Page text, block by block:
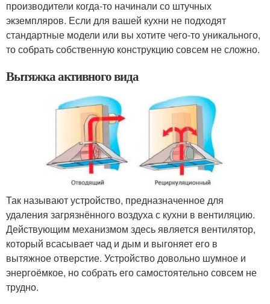
производители когда-то начинали со штучных
экземпляров. Если для вашей кухни не подходят
стандартные модели или вы хотите чего-то уникального,
то собрать собственную конструкцию совсем не сложно.
Вытяжка активного вида
Так называют устройство, предназначенное для
удаления загрязнённого воздуха с кухни в вентиляцию.
Действующим механизмом здесь является вентилятор,
который всасывает чад и дым и выгоняет его в
вытяжное отверстие. Устройство довольно шумное и
энергоёмкое, но собрать его самостоятельно совсем не
трудно.